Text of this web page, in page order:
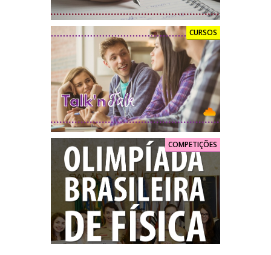
CURSOS
COMPETIÇÕES